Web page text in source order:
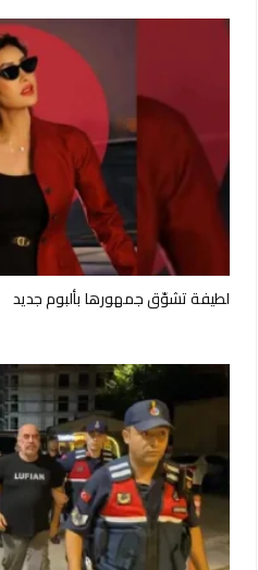
لطيفة تشوّق جمهورها بألبوم جديد